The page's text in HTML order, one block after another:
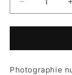
Réduire
la
quantité
08032020-
Photographie